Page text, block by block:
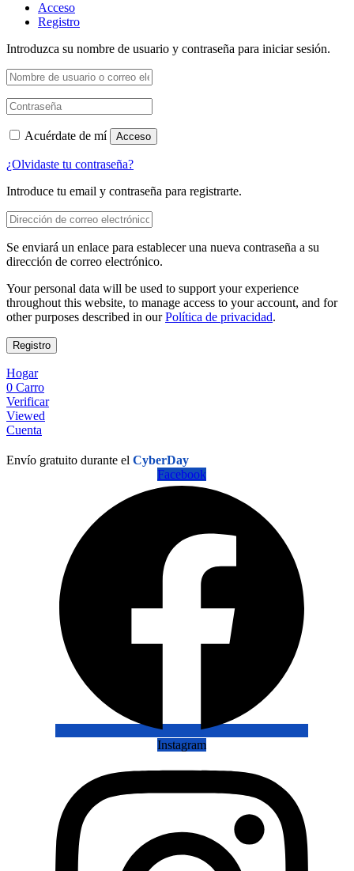
Acceso
Registro
Introduzca su nombre de usuario y contraseña para iniciar sesión.
Acuérdate de mí Acceso
¿Olvidaste tu contraseña?
Introduce tu email y contraseña para registrarte.
Se enviará un enlace para establecer una nueva contraseña a su
dirección de correo electrónico.
Your personal data will be used to support your experience
throughout this website, to manage access to your account, and for
other purposes described in ourPolítica de privacidad.
Registro
Hogar
0 Carro
Verificar
Viewed
Cuenta
Envío gratuito durante el CyberDay
Facebook
Instagram